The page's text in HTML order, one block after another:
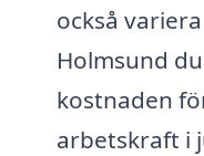
också
Holmsund
kostnaden
arbetskraft i